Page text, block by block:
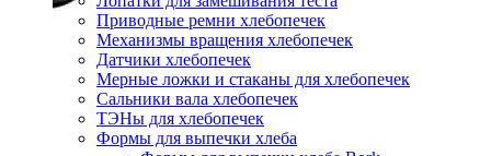
Приводные ремни хлебопечек
Механизмы вращения хлебопечек
Датчики хлебопечек
Мерные ложки и стаканы для хлебопечек
Сальники вала хлебопечек
ТЭНы для хлебопечек
Формы для выпечки хлеба